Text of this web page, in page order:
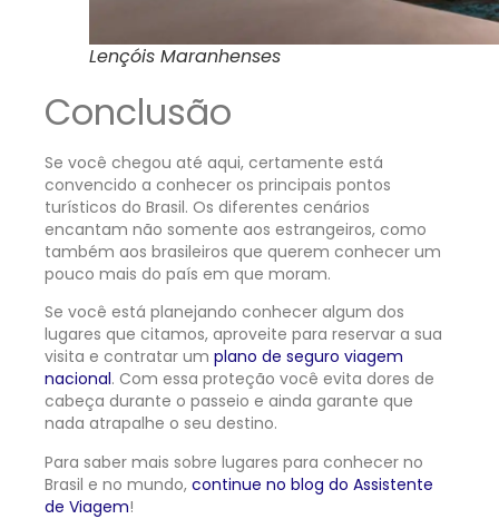
Lençóis Maranhenses
Conclusão
Se você chegou até aqui, certamente está
convencido a conhecer os principais pontos
turísticos do Brasil. Os diferentes cenários
encantam não somente aos estrangeiros, como
também aos brasileiros que querem conhecer um
pouco mais do país em que moram.
Se você está planejando conhecer algum dos
lugares que citamos, aproveite para reservar a sua
visita e contratar um plano de seguro viagem
nacional. Com essa proteção você evita dores de
cabeça durante o passeio e ainda garante que
nada atrapalhe o seu destino.
Para saber mais sobre lugares para conhecer no
Brasil e no mundo, continue no blog do Assistente
de Viagem!